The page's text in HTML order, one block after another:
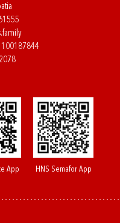
App HNS Semafor App